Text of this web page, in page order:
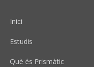
Peu
Inici
Estudis
Què és Prismàtic